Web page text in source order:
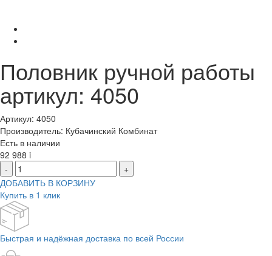
Половник ручной работы
артикул: 4050
Артикул: 4050
Производитель: Кубачинский Комбинат
Есть в наличии
92 988 i
-
+
ДОБАВИТЬ В КОРЗИНУ
Купить в 1 клик
Быстрая и надёжная доставка по всей России